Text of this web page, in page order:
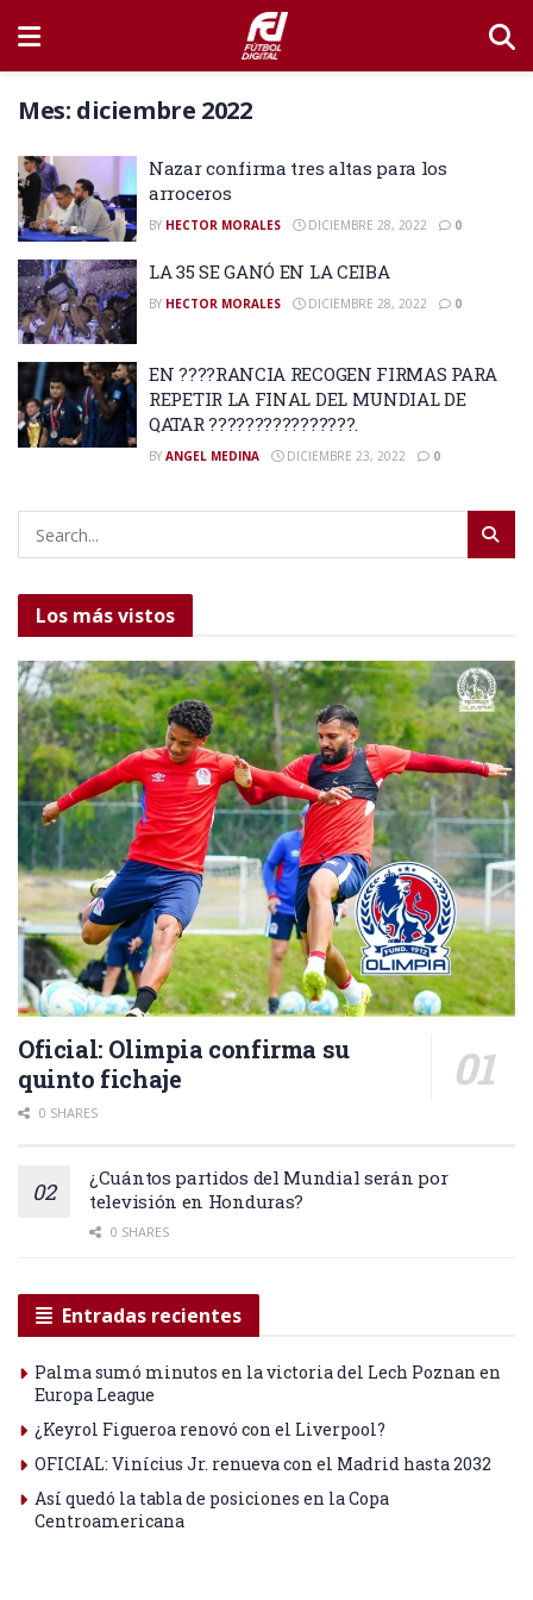
Mes: diciembre 2022
Nazar confirma tres altas para los
arroceros
BY HECTOR MORALES DICIEMBRE 28, 2022 0
LA 35 SE GANÓ EN LA CEIBA
BY HECTOR MORALES DICIEMBRE 28, 2022 0
EN ????RANCIA RECOGEN FIRMAS PARA
REPETIR LA FINAL DEL MUNDIAL DE
QATAR ????????????????.
BY ANGEL MEDINA DICIEMBRE 23, 2022 0
Los más vistos
Oficial: Olimpia confirma su
quinto fichaje
0 SHARES
¿Cuántos partidos del Mundial serán por
televisión en Honduras?
0 SHARES
Entradas recientes
Palma sumó minutos en la victoria del Lech Poznan en
Europa League
¿Keyrol Figueroa renovó con el Liverpool?
OFICIAL: Vinícius Jr. renueva con el Madrid hasta 2032
Así quedó la tabla de posiciones en la Copa
Centroamericana